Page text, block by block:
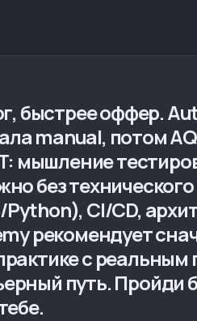
быстрее оффер.
manual, потом
мышление
без
CI/CD,
рекомендует
с
путь.